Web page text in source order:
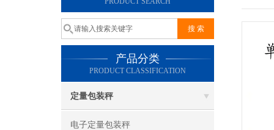
产品分类
PRODUCT CLASSIFICATION
定量包装秤
电子定量包装秤